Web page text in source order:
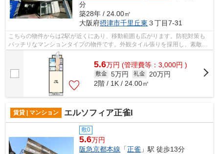
分
築28年 / 24.00㎡
大阪府摂津市千里丘東 ３丁目7-31
こちらの物件からは2駅が近くにあり、移動範囲も広がります。防犯対策も
バッチリなマンションタイプの物件です。外観タイル張りを採用し、素敵な
見た目を演出します。安心安全な家をお...
5.6万円 (管理費等：3,000円 )
敷金 5万円 礼金
20万円
2階 / 1K / 24.00㎡
賃貸 | マンション エルソフィア正雀I
敷0
5.6万円
阪急京都本線 「正雀 」駅 徒歩13分